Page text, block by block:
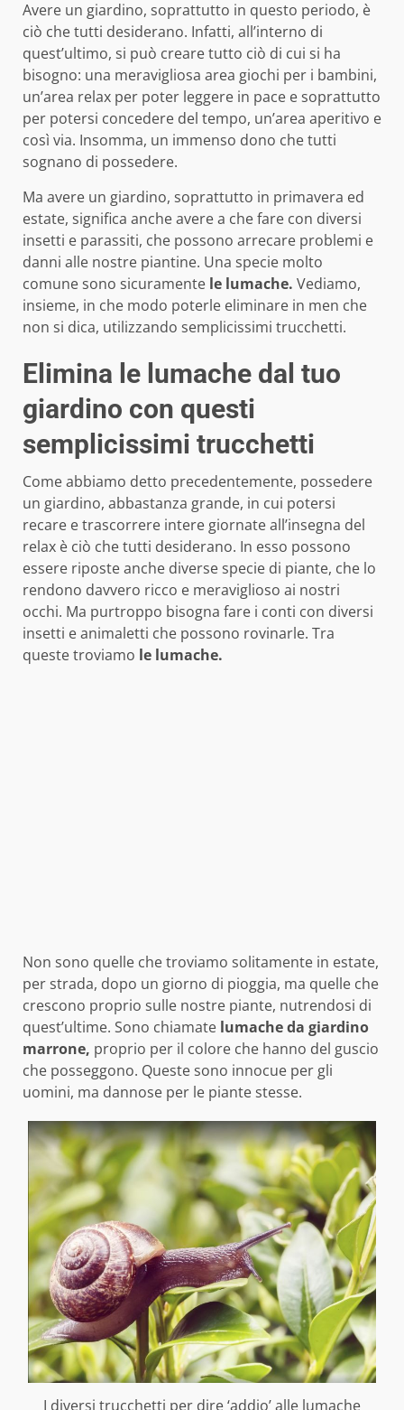
Avere un giardino, soprattutto in questo periodo, è
ciò che tutti desiderano. Infatti, all’interno di
quest’ultimo, si può creare tutto ciò di cui si ha
bisogno: una meravigliosa area giochi per i bambini,
un’area relax per poter leggere in pace e soprattutto
per potersi concedere del tempo, un’area aperitivo e
così via. Insomma, un immenso dono che tutti
sognano di possedere.
Ma avere un giardino, soprattutto in primavera ed
estate, significa anche avere a che fare con diversi
insetti e parassiti, che possono arrecare problemi e
danni alle nostre piantine. Una specie molto
comune sono sicuramente le lumache. Vediamo,
insieme, in che modo poterle eliminare in men che
non si dica, utilizzando semplicissimi trucchetti.
Elimina le lumache dal tuo
giardino con questi
semplicissimi trucchetti
Come abbiamo detto precedentemente, possedere
un giardino, abbastanza grande, in cui potersi
recare e trascorrere intere giornate all’insegna del
relax è ciò che tutti desiderano. In esso possono
essere riposte anche diverse specie di piante, che lo
rendono davvero ricco e meraviglioso ai nostri
occhi. Ma purtroppo bisogna fare i conti con diversi
insetti e animaletti che possono rovinarle. Tra
queste troviamo le lumache.
Non sono quelle che troviamo solitamente in estate,
per strada, dopo un giorno di pioggia, ma quelle che
crescono proprio sulle nostre piante, nutrendosi di
quest’ultime. Sono chiamate lumache da giardino
marrone, proprio per il colore che hanno del guscio
che posseggono. Queste sono innocue per gli
uomini, ma dannose per le piante stesse.
I diversi trucchetti per dire ‘addio’ alle lumache